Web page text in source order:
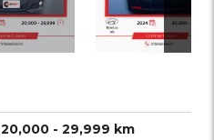
20,000 - 29,999 km